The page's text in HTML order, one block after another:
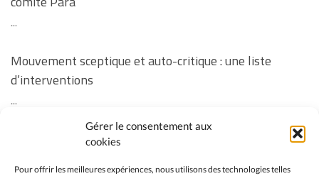
Gérer le consentement aux
cookies
Pour offrir les meilleures expériences, nous utilisons des technologies telles
...
Mouvement sceptique et auto-critique : une liste
d’interventions
...
Revoir la soirée « Vos questions sur la vaccination des